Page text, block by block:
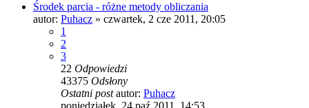
Środek parcia - różne metody obliczania
autor: Puhacz » czwartek, 2 cze 2011, 20:05
1
2
3
22 Odpowiedzi
43375 Odsłony
Ostatni postautor: Puhacz
poniedziałek, 24 paź 2011, 14:53